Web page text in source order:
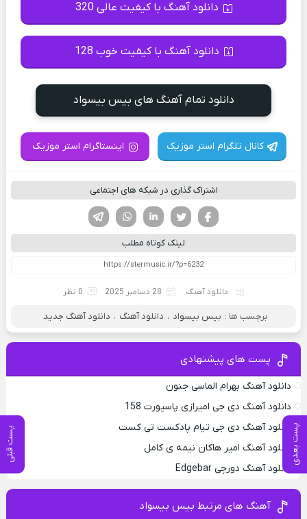
پست بعدی پست قبلی
دانلود آهنگ با کیفیت عالی 320
دانلود آهنگ با کیفیت خوب 128
دانلود تمام آهنگ های بیس بیسواد
کانال تلگرام استر موزیک اینستاگرام استر موزیک
اشتراک گذاری در شبکه های اجتماعی
لینکدین تویتر
فیسوک
لینک کوتاه مطلب
دانلود آهنگ 28 دسامبر 2025 0 نظر
برچسب ها : بیس بیسواد ، دانلود آهنگ ، دانلود آهنگ جدید
پست های پیشنهادی
دانلود آهنگ بهرام الماسی جنون
دانلود آهنگ دی جی امیرازی پاسپورت 158
دانلود آهنگ دی جی تیام پادکست تی کست
دانلود آهنگ امیر هاکان نیمه ی کامل
دانلود آهنگ دورچی Edgebar
آهنگ های مرتبط بیس بیسواد